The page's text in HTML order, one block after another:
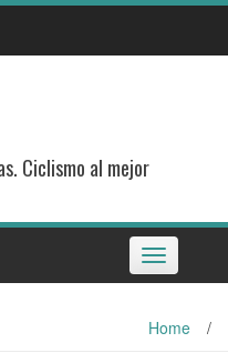
Ciclismo al mejor
Toggle
navigation
Home /